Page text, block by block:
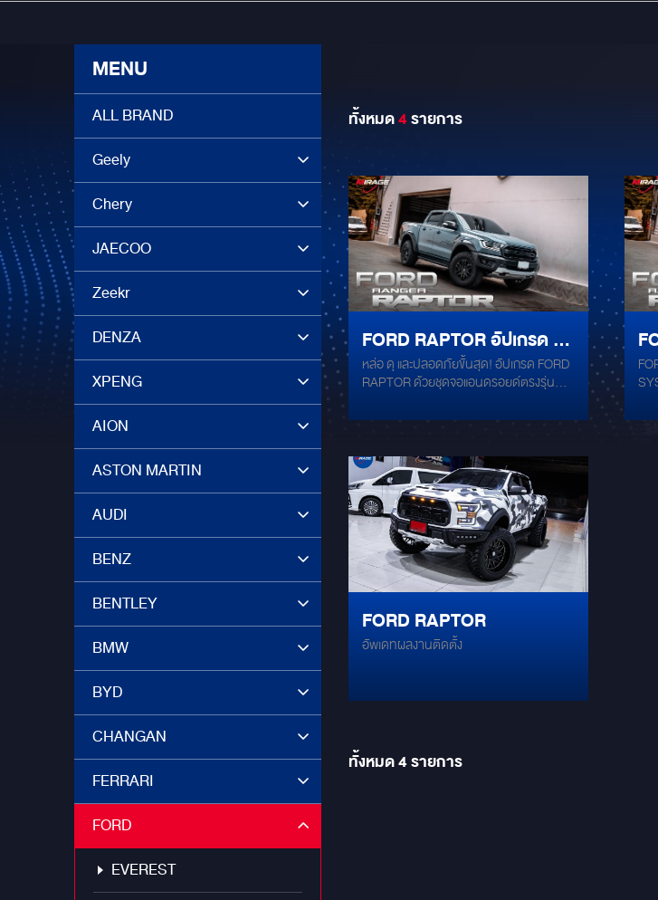
MENU
ALL BRAND
Geely
Chery
JAECOO
Zeekr
DENZA
XPENG
AION
ASTON MARTIN
AUDI
BENZ
BENTLEY
BMW
BYD
CHANGAN
FERRARI
FORD
EVEREST
ทั้งหมด4รายการ
FORD RAPTOR อัปเกรด ให้
หล่อดุและปลอดภัยขั้นสุด!
ด้วยชุดจอแอนดรอยด์ตรงรุ่น
พร้อมระบบกล้องรอบคัน
360° คมชัดสูง
หล่อ ดุ และปลอดภัยขั้นสุด! อัปเกรด FORD
RAPTOR ด้วยชุดจอแอนดรอยด์ตรงรุ่น
สูง! " รถพันธุ์ดุระดับ RAPTOR หน้าจอข้าง
กะพริบ ได้ทั้งความลื่นไหลแบบสะใจ และ
ความปลอดภัยรอบคัน 100% สเปกเทพ
RAM 8 / ROM 128GB: ชิปประมวลผล
ความเร็วสูง ทัชลื่นๆ ไม่มีหน่วง เปิดแอป
พร้อมกัน 2 หน้าจอ หรือสลับไปดูแอปนำ
ทางกับกล้อง 360° ได้ไวทันใจ จุแอปได้จุใจ
สะใจ หน้าจอตรงรุ่นขนาด 9 นิ้ว: ขนาดกำลัง
สวย ลงตัวกับคอนโซลหน้ากากตรงรุ่น ไม่บัง
360° Bird’’s Eye View: กล้องรอบคันมอง
เห็นภาพมุมสูง เคลียร์ทุกมุมอับ ถอยจอด
หรือเลี้ยวเข้าที่แคบสบายใจหายห่วง Plug &
อั
พลังซั
FORD RAPTOR
อัพเดทผลงานติดตั้ง
ทั้งหมด4รายการ